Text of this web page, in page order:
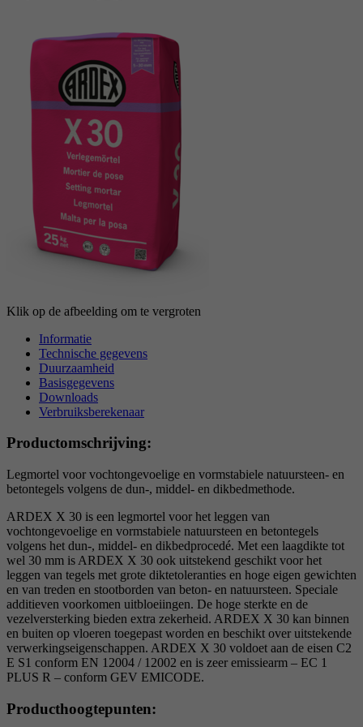
Klik op de afbeelding om te vergroten
Informatie
Technische gegevens
Duurzaamheid
Basisgegevens
Downloads
Verbruiksberekenaar
Productomschrijving:
Legmortel voor vochtongevoelige en vormstabiele natuursteen- en
betontegels volgens de dun-, middel- en dikbedmethode.
ARDEX X 30 is een legmortel voor het leggen van
vochtongevoelige en vormstabiele natuursteen en betontegels
volgens het dun-, middel- en dikbedprocedé. Met een laagdikte tot
wel 30 mm is ARDEX X 30 ook uitstekend geschikt voor het
leggen van tegels met grote diktetoleranties en hoge eigen gewichten
en van treden en stootborden van beton- en natuursteen. Speciale
additieven voorkomen uitbloeiingen. De hoge sterkte en de
vezelversterking bieden extra zekerheid. ARDEX X 30 kan binnen
en buiten op vloeren toegepast worden en beschikt over uitstekende
verwerkingseigenschappen. ARDEX X 30 voldoet aan de eisen C2
E S1 conform EN 12004 / 12002 en is zeer emissiearm – EC 1
PLUS R – conform GEV EMICODE.
Producthoogtepunten:
Risikoanalyse ausgeführt wird.